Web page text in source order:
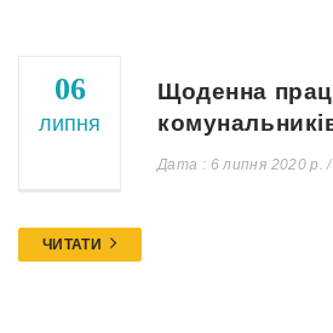
06
липня
Щоденна
Дата : 6 липня 2020 р.
ЧИТАТИ